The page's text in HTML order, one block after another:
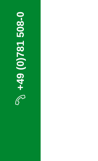
+49 (0)781 508-0